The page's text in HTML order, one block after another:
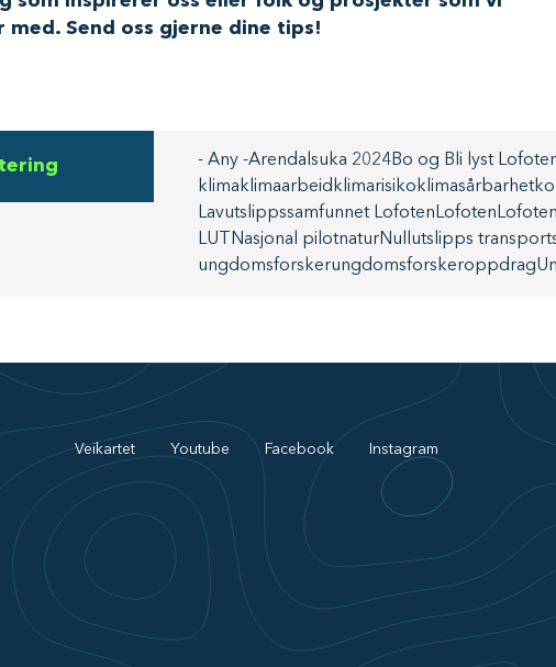
med. Send oss gjerne dine tips!
- Any -Arendalsuka 2024Bo og Bli lyst
klima klimaarbeid klimarisiko klimasårbarhet
Lavutslippssamfunnet Lofoten Lofoten
LUT
Nasjonal pilotnaturNullutslipps
ungdomsforskerungdomsforskeroppdrag
Veikartet Youtube Facebook Instagram